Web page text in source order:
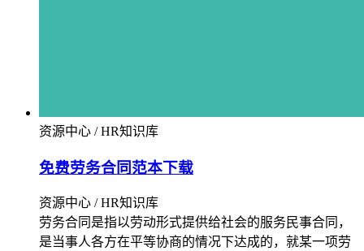
资源中心 / HR知识库
免费劳务合同范本下载
资源中心 / HR知识库
劳务合同是指以劳动形式提供给社会的服务民事合同，
是当事人各方在平等协商的情况下达成的，就某一项劳